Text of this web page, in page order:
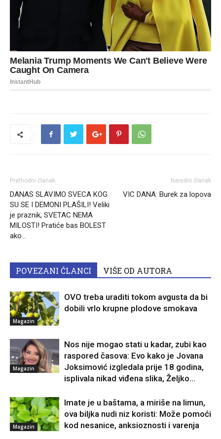
Prethodni članak
DANAS SLAVIMO SVECA KOG
SU SE I DEMONI PLAŠILI! Veliki
je praznik, SVETAC NEMA
MILOSTI! Pratiće bas BOLEST
ako…
Naredni članak
VIC DANA: Burek za lopova
POVEZANI ČLANCI VIŠE OD AUTORA
Magazin
OVO treba uraditi tokom avgusta da bi
dobili vrlo krupne plodove smokava
Magazin
Nos nije mogao stati u kadar, zubi kao
raspored časova: Evo kako je Jovana
Joksimović izgledala prije 18 godina,
isplivala nikad viđena slika, Željko...
Magazin
Imate je u baštama, a miriše na limun,
ova biljka nudi niz koristi: Može pomoći
kod nesanice, anksioznosti i varenja